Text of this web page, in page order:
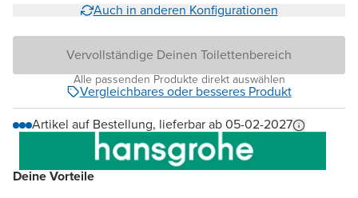
Deine Vorteile
Auch in anderen Konfigurationen
Vervollständige Deinen Toilettenbereich
Alle passenden Produkte direkt auswählen
Vergleichbares oder besseres Produkt
Artikel auf Bestellung, lieferbar ab 05-02-2027